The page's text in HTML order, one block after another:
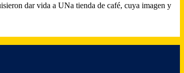
dar vida a UNa tienda de café, cuya imagen y